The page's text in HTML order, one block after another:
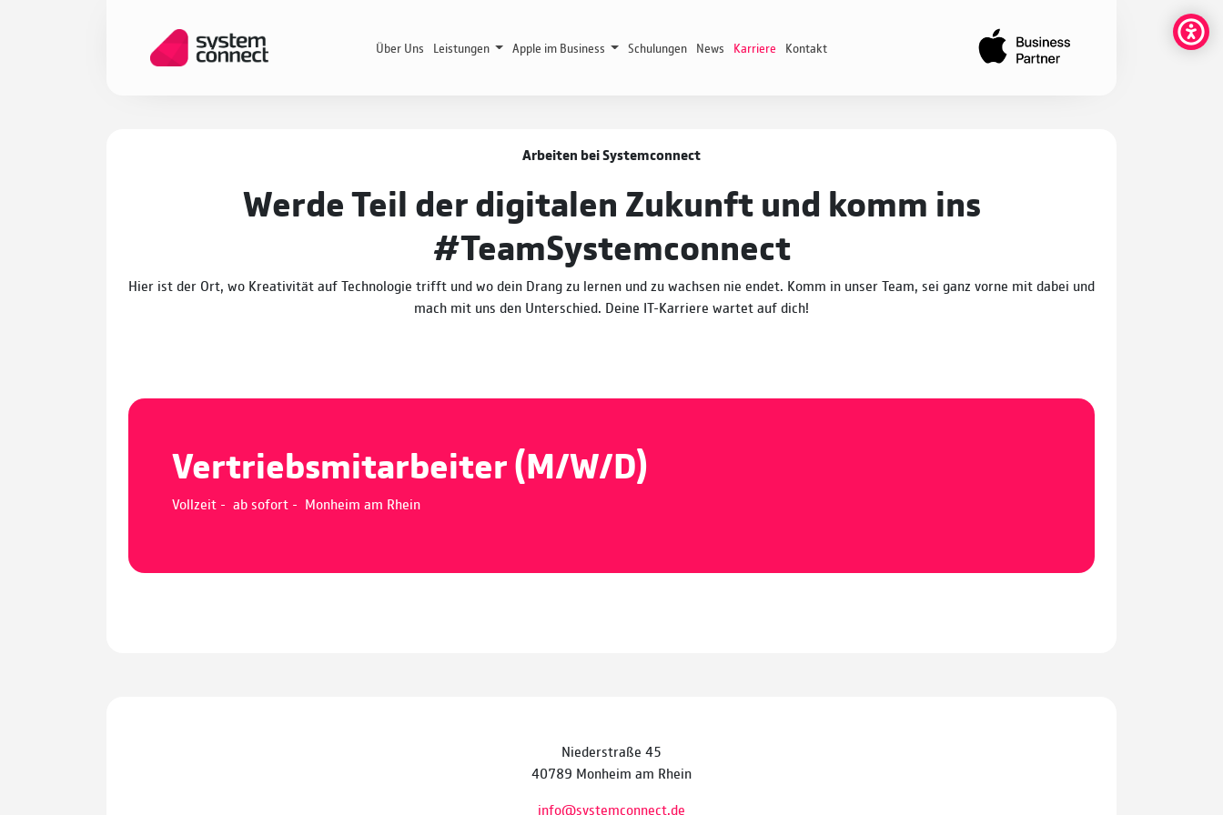
Über Uns Leistungen Apple im Business Schulungen News Karriere Kontakt
Arbeiten bei Systemconnect
Werde Teil der digitalen Zukunft und komm ins
#TeamSystemconnect
Hier ist der Ort, wo Kreativität auf Technologie trifft und wo dein Drang zu lernen und zu wachsen nie endet. Komm in unser Team, sei ganz vorne mit dabei und
mach mit uns den Unterschied. Deine IT-Karriere wartet auf dich!
Vertriebsmitarbeiter (M/W/D)
Vollzeit - ab sofort - Monheim am Rhein
Niederstraße 45
40789 Monheim am Rhein
info@systemconnect.de